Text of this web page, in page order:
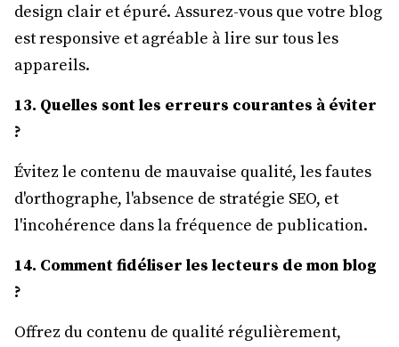
design clair et épuré. Assurez-vous que votre blog
est responsive et agréable à lire sur tous les
appareils.
13. Quelles sont les erreurs courantes à éviter
?
Évitez le contenu de mauvaise qualité, les fautes
d'orthographe, l'absence de stratégie SEO, et
l'incohérence dans la fréquence de publication.
14. Comment fidéliser les lecteurs de mon blog
?
Offrez du contenu de qualité régulièrement,